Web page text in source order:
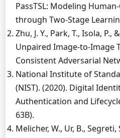
PassTSL: Modeling
through Two-Stage
Zhu, J. Y., Park, T., Isola, P.,
Unpaired Image-to-Image
Consistent Adversarial
National Institute of
(NIST). (2020). Digital
Authentication and
63B).
Melicher, W., Ur, B.,